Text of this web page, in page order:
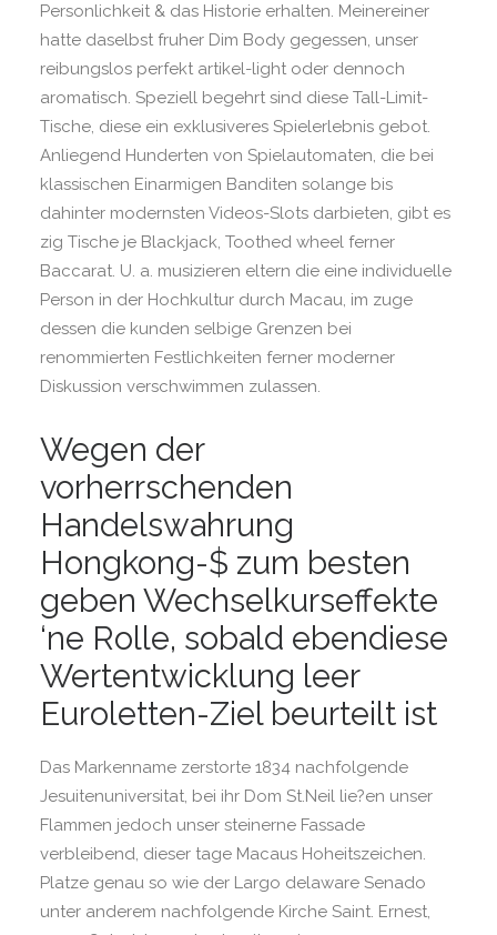
Personlichkeit & das Historie erhalten. Meinereiner
hatte daselbst fruher Dim Body gegessen, unser
reibungslos perfekt artikel-light oder dennoch
aromatisch. Speziell begehrt sind diese Tall-Limit-
Tische, diese ein exklusiveres Spielerlebnis gebot.
Anliegend Hunderten von Spielautomaten, die bei
klassischen Einarmigen Banditen solange bis
dahinter modernsten Videos-Slots darbieten, gibt es
zig Tische je Blackjack, Toothed wheel ferner
Baccarat. U. a. musizieren eltern die eine individuelle
Person in der Hochkultur durch Macau, im zuge
dessen die kunden selbige Grenzen bei
renommierten Festlichkeiten ferner moderner
Diskussion verschwimmen zulassen.
Wegen der
vorherrschenden
Handelswahrung
Hongkong-$ zum besten
geben Wechselkurseffekte
‘ne Rolle, sobald ebendiese
Wertentwicklung leer
Euroletten-Ziel beurteilt ist
Das Markenname zerstorte 1834 nachfolgende
Jesuitenuniversitat, bei ihr Dom St.Neil lie?en unser
Flammen jedoch unser steinerne Fassade
verbleibend, dieser tage Macaus Hoheitszeichen.
Platze genau so wie der Largo delaware Senado
unter anderem nachfolgende Kirche Saint. Ernest,